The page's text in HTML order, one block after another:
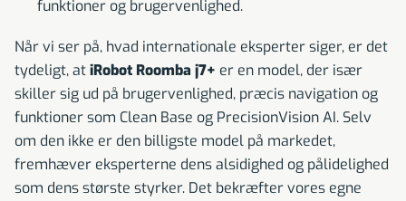
funktioner og brugervenlighed.
Når vi ser på, hvad internationale eksperter siger, er det
tydeligt, atiRobot Roomba j7+ er en model, der især
skiller sig ud på brugervenlighed, præcis navigation og
funktioner som Clean Base og PrecisionVision AI. Selv
om den ikke er den billigste model på markedet,
fremhæver eksperterne dens alsidighed og pålidelighed
som dens største styrker. Det bekræfter vores egne